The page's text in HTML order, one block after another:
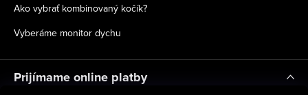
Ako vybrať kombinovaný kočík?
Vyberáme monitor dychu
Prijímame online platby